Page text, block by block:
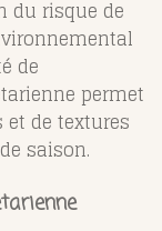
du risque de
de
permet
de textures
saison.